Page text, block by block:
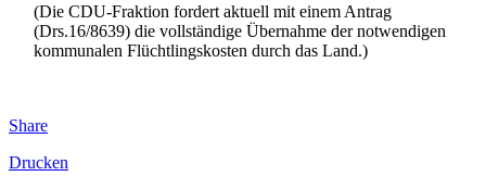
(Die CDU-Fraktion fordert aktuell mit einem Antrag
(Drs.16/8639) die vollständige Übernahme der notwendigen
kommunalen Flüchtlingskosten durch das Land.)
Share
Drucken